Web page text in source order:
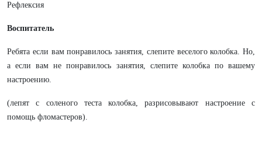
Рефлексия
Воспитатель
Ребята если вам понравилось занятия, слепите веселого колобка. Но,
а если вам не понравилось занятия, слепите колобка по вашему
настроению.
(лепят с соленого теста колобка, разрисовывают настроение с
помощь фломастеров).